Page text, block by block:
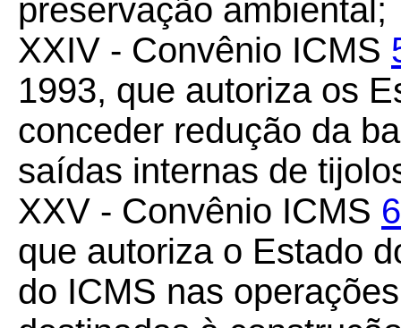
preservação ambiental;
XXIV - Convênio ICMS
1993, que autoriza os
conceder redução da
saídas internas de
XXV - Convênio ICMS
que autoriza o Estado
do ICMS nas